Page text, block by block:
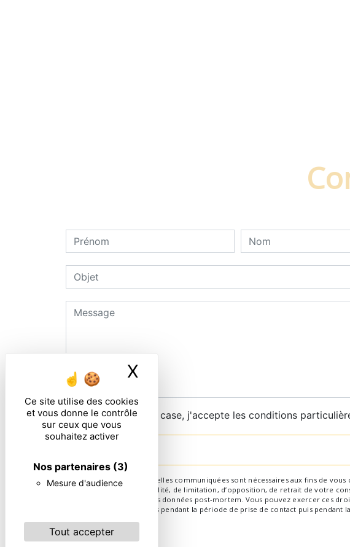
Ce site utilise des cookies
et vous donne le contrôle
sur ceux que vous
souhaitez activer
Nos partenaires (3)
Mesure d'audience
Tout accepter
X
En cochant cette case, j'accepte les conditions
** Les données personnelles communiquées sont nécessaires aux fins de
d’effacement, de portabilité, de limitation, d’opposition, de retrait de votre
d’organiser le sort de vos données post-mortem. Vous pouvez exercer ces
conservons vos données pendant la période de prise de contact puis